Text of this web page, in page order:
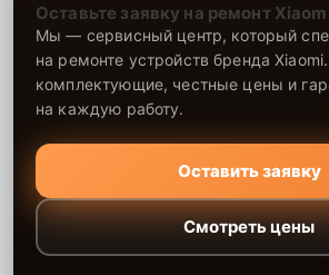
Оставьте заявку на ремонт
Мы — сервисный центр, который
на ремонте устройств бренда
комплектующие, честные цены и
на каждую работу.
Оставить заявку
Смотреть цены